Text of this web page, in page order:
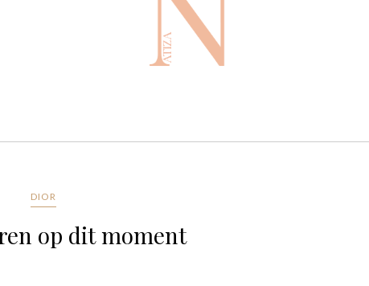
DIOR
op dit moment